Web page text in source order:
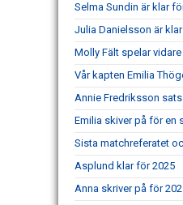
Selma Sundin är klar
Julia Danielsson är
Molly Fält spelar
Vår kapten Emilia
Annie Fredriksson
Emilia skiver på för en
Sista matchreferatet
Asplund klar för 2025
Anna skriver på för